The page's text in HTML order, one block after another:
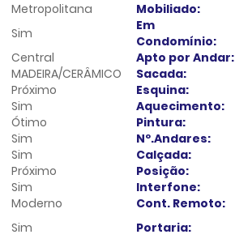
Metropolitana Mobiliado:
Sim
Em
Condomínio:
Central Apto por Andar:
MADEIRA/CERÂMICO Sacada:
Próximo Esquina:
Sim Aquecimento:
Ótimo Pintura:
Sim Nº.Andares:
Sim Calçada:
Próximo Posição:
Sim Interfone:
Moderno Cont. Remoto:
Sim Portaria: